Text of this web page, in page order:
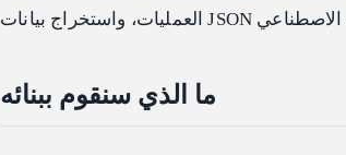
ما الذي سنقوم ببنائه